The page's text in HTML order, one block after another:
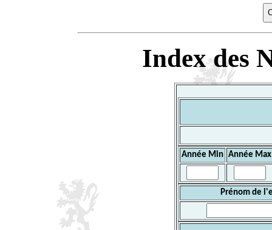
Index des
Année Min Année Max
Prénom de